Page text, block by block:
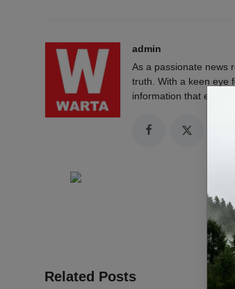
admin
As a passionate news
truth. With a keen eye
information that
Related Posts